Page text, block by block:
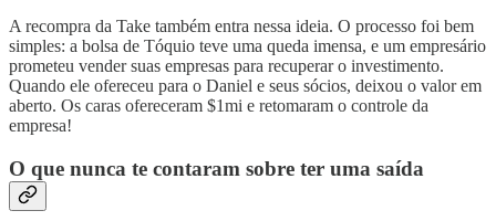
A recompra da Take também entra nessa ideia. O processo foi bem
simples: a bolsa de Tóquio teve uma queda imensa, e um empresário
prometeu vender suas empresas para recuperar o investimento.
Quando ele ofereceu para o Daniel e seus sócios, deixou o valor em
aberto. Os caras ofereceram $1mi e retomaram o controle da
empresa!
O que nunca te contaram sobre ter uma saída